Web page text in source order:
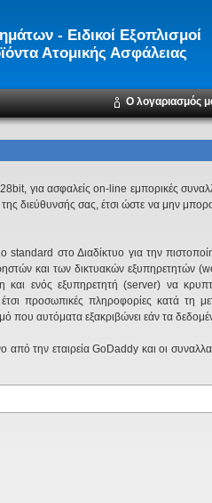
- Ειδικοί Εξοπλισμοί
Ατομικής Ασφάλειας
Ο λογαριασμός
για ασφαλείς on-line εμπορικές
διεύθυνσής σας, έτσι ώστε να μην
στο Διαδίκτυο για την
και των δικτυακών εξυπηρετητών
και ενός εξυπηρετητή (server) να
προσωπικές πληροφορίες κατά τη
αυτόματα εξακριβώνει εάν τα
την εταιρεία GoDaddy και οι